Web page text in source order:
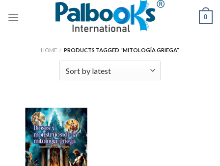
0
HOME / PRODUCTS TAGGED “MITOLOGÍA GRIEGA”